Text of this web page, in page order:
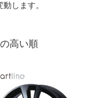
します。
高い順